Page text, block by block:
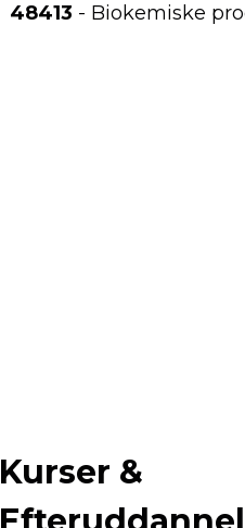
48413 - Biokemiske
Kurser &